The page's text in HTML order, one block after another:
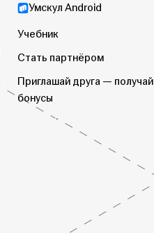
Умскул Android
Учебник
Стать партнёром
Приглашай друга — получай
бонусы